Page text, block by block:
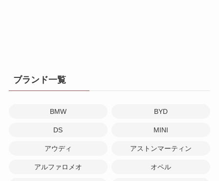
ブランド一覧
BMW BYD
DS MINI
アウディ アストンマーティン
アルファロメオ オペル